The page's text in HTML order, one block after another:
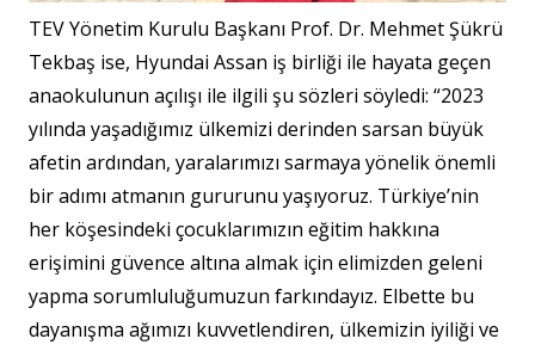
TEV Yönetim Kurulu Başkanı Prof. Dr. Mehmet Şükrü
Tekbaş ise, Hyundai Assan iş birliği ile hayata geçen
anaokulunun açılışı ile ilgili şu sözleri söyledi: “2023
yılında yaşadığımız ülkemizi derinden sarsan büyük
afetin ardından, yaralarımızı sarmaya yönelik önemli
bir adımı atmanın gururunu yaşıyoruz. Türkiye’nin
her köşesindeki çocuklarımızın eğitim hakkına
erişimini güvence altına almak için elimizden geleni
yapma sorumluluğumuzun farkındayız. Elbette bu
dayanışma ağımızı kuvvetlendiren, ülkemizin iyiliği ve